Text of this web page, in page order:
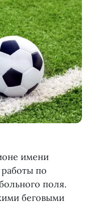
имени
по
поля.
беговыми